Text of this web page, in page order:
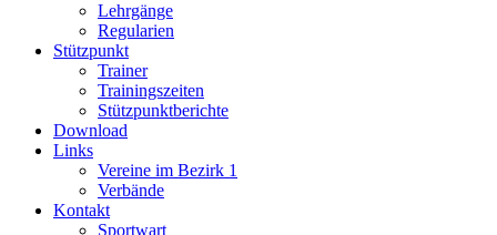
Lehrgänge
Regularien
Stützpunkt
Trainer
Trainingszeiten
Stützpunktberichte
Download
Links
Vereine im Bezirk 1
Verbände
Kontakt
Sportwart